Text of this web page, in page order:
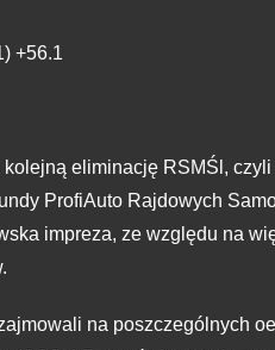
+56.1
eliminację RSMŚl,
ProfiAuto Rajdowych
impreza, ze względu na
na poszczególnych